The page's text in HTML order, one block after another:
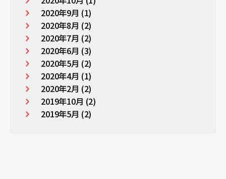
2020年9月 (1)
2020年8月 (2)
2020年7月 (2)
2020年6月 (3)
2020年5月 (2)
2020年4月 (1)
2020年2月 (2)
2019年10月 (2)
2019年5月 (2)